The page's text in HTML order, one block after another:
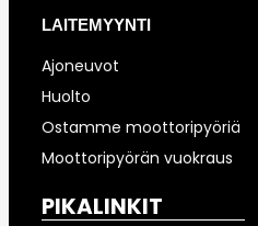
LAITEMYYNTI
Ajoneuvot
Huolto
Ostamme moottoripyöriä
Moottoripyörän vuokraus
PIKALINKIT